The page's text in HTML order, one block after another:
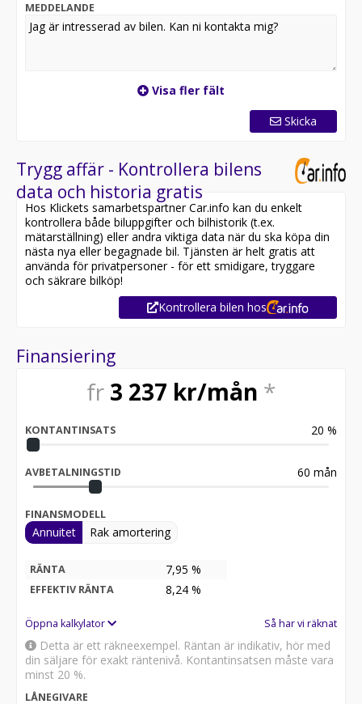
välutrustad familjebil med hög säkerhet, god
framkomlighet och premiumkänsla.
säkerställa att bilen finns i butiken, då den kan vara
placerad på en annan anläggning eller reserverad*
- AWD - Fyrhjulsdrift
- Volvo On Call & Parkeringsvärmare
- Backkamera
- Navigation
- Döda vinkel varnare (BLIS)
- Adaptiv Farthållare / Pilot Assist
- Lane assist
- Rattvärme
- Apple CarPlay & Android Auto
Besiktigad till och med 2026-10-31
2020-09-21 - 3245 mil
2021-06-03 - 6427 mil
2021-12-22 - 9334 mil
2022-12-12 - 12759 mil
2023-08-28 - 16243 mil (Kamrem bytt)
2025-06-30 - 19380 mil
2026-06-29 - 20723 mil
Besök
för att:
• Reservera bilen direkt online
• Få mer info om utrustning och tillval
Därför ska du välja Riddermark Bil:
* Störst i Sverige på begagnade bilar
* Erbjuder hemleverans i hela Sverige
MEDDELANDE
Visa fler fält
Skicka
Trygg affär - Kontrollera bilens
data och historia gratis
Hos Klickets samarbetspartner Car.info kan du enkelt
kontrollera både biluppgifter och bilhistorik (t.ex.
mätarställning) eller andra viktiga data när du ska köpa din
nästa nya eller begagnade bil. Tjänsten är helt gratis att
använda för privatpersoner - för ett smidigare, tryggare
och säkrare bilköp!
Kontrollera bilen hos
Finansiering
fr 3 237 kr/mån *
KONTANTINSATS 20 %
AVBETALNINGSTID 60 mån
FINANSMODELL
Annuitet Rak amortering
RÄNTA 7,95 %
EFFEKTIV RÄNTA 8,24 %
Öppna kalkylator Så har vi räknat
Detta är ett räkneexempel. Räntan är indikativ, hör med
din säljare för exakt räntenivå. Kontantinsatsen måste vara
minst 20 %.
LÅNEGIVARE